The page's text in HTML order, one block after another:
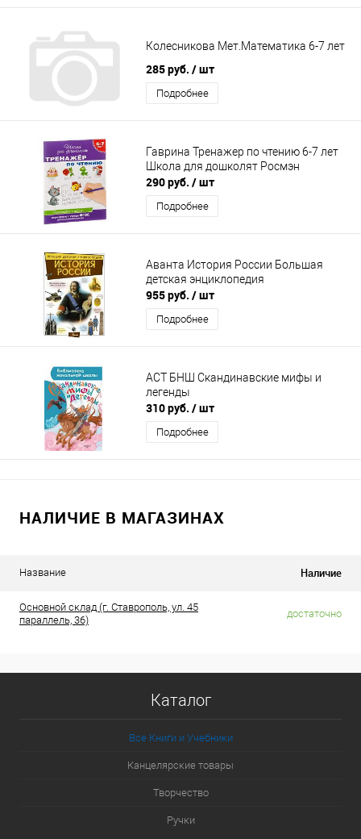
Колесникова Мет.Математика 6-7 лет
285 руб. / шт
Подробнее
Гаврина Тренажер по чтению 6-7 лет
Школа для дошколят Росмэн
290 руб. / шт
Подробнее
Аванта История России Большая
детская энциклопедия
955 руб. / шт
Подробнее
АСТ БНШ Скандинавские мифы и
легенды
310 руб. / шт
Подробнее
НАЛИЧИЕ В МАГАЗИНАХ
Название Наличие
Основной склад (г. Ставрополь, ул. 45
параллель, 36)
достаточно
Каталог
Все Книги и Учебники
Канцелярские товары
Творчество
Ручки